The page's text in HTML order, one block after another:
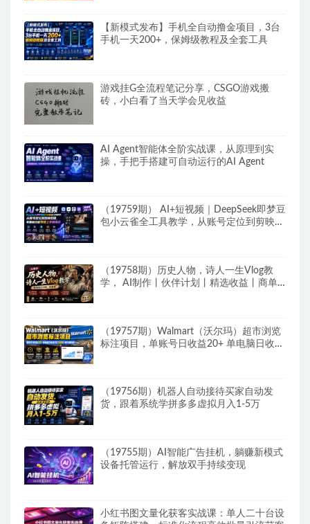
【新模式发布】手机全自动撸金项目，3台
手机一天200+，保姆级教程及全套工具
游戏挂G全流程笔记分享，CSGO游戏搬
砖，小白看了当天学会见收益
AI Agent智能体全阶实战课，从原理到实
操，手把手搭建可自动运行的AI Agent
（19759期） AI+短视频｜DeepSeek即梦豆
包小云雀全工具教学，从账号定位到剪映剪
（19758期）历史人物，诗人一生Vlog教
学， AI制作丨伙伴计划丨精选收益丨商单
（19757期）Walmart（沃尔玛）超市浏览
标注项目，单账号日收益20+ 单电脑日收益
（19756期）机器人自动接待买家自动发
货，跟着系统学拼多多虚拟月入1-5万
（19755期）AI智能广告挂机，躺赚新模式
设备托管运行，解放双手持续变现
小红书图文量化获客实战课：单人二十台设